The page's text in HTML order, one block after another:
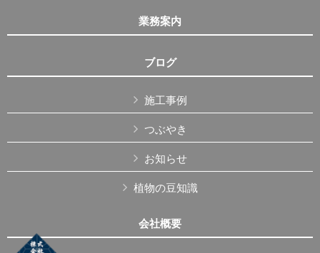
業務案内
ブログ
施工事例
つぶやき
お知らせ
植物の豆知識
会社概要